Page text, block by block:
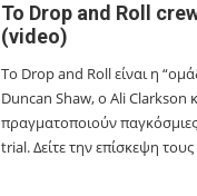
To Drop and Roll
(video)
To Drop and Roll είναι η
Duncan Shaw, ο Ali Clarkson
πραγματοποιούν
trial. Δείτε την επίσκεψη τους